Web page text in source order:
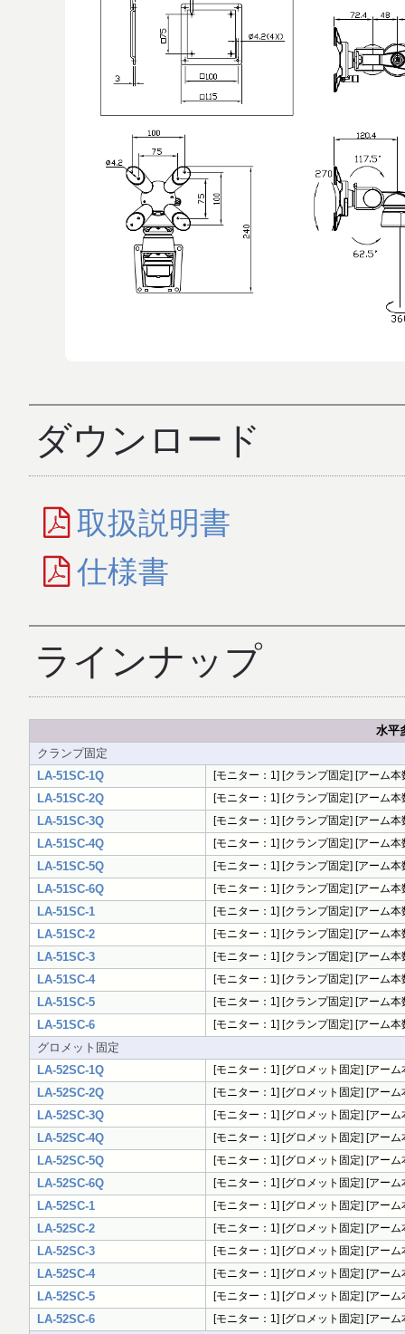
ダウンロード
取扱説明書
仕様書
ラインナップ
水平
クランプ固定
LA-51SC-1Q
[モニター：1] [クランプ固定] [アーム
LA-51SC-2Q [モニター：1] [クランプ固定] [アーム
LA-51SC-3Q [モニター：1] [クランプ固定] [アーム
LA-51SC-4Q [モニター：1] [クランプ固定] [アーム
LA-51SC-5Q [モニター：1] [クランプ固定] [アーム
LA-51SC-6Q [モニター：1] [クランプ固定] [アーム
LA-51SC-1 [モニター：1] [クランプ固定] [アーム
LA-51SC-2 [モニター：1] [クランプ固定] [アーム
LA-51SC-3 [モニター：1] [クランプ固定] [アーム
LA-51SC-4 [モニター：1] [クランプ固定] [アーム
LA-51SC-5 [モニター：1] [クランプ固定] [アーム
LA-51SC-6 [モニター：1] [クランプ固定] [アーム
グロメット固定
LA-52SC-1Q
[モニター：1] [グロメット固定] [アー
LA-52SC-2Q [モニター：1] [グロメット固定] [アー
LA-52SC-3Q [モニター：1] [グロメット固定] [アー
LA-52SC-4Q [モニター：1] [グロメット固定] [アー
LA-52SC-5Q [モニター：1] [グロメット固定] [アー
LA-52SC-6Q [モニター：1] [グロメット固定] [アー
LA-52SC-1 [モニター：1] [グロメット固定] [アー
LA-52SC-2 [モニター：1] [グロメット固定] [アー
LA-52SC-3 [モニター：1] [グロメット固定] [アー
LA-52SC-4 [モニター：1] [グロメット固定] [アー
LA-52SC-5 [モニター：1] [グロメット固定] [アー
LA-52SC-6 [モニター：1] [グロメット固定] [アー